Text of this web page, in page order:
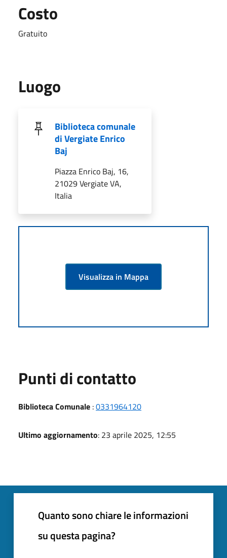
Costo
Gratuito
Luogo
Biblioteca comunale
di Vergiate Enrico
Baj
Piazza Enrico Baj, 16,
21029 Vergiate VA,
Italia
Visualizza in Mappa
Punti di contatto
Biblioteca Comunale :0331964120
Ultimo aggiornamento: 23 aprile 2025, 12:55
Quanto sono chiare le informazioni
su questa pagina?